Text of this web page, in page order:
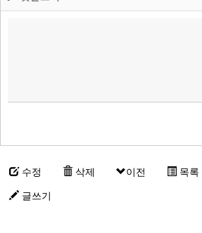
수정 삭제 이전 목록
글쓰기